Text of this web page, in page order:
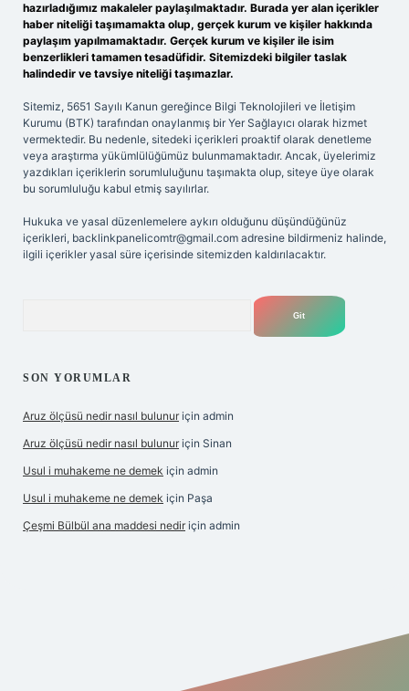
hazırladığımız makaleler paylaşılmaktadır. Burada yer alan içerikler
haber niteliği taşımamakta olup, gerçek kurum ve kişiler hakkında
paylaşım yapılmamaktadır. Gerçek kurum ve kişiler ile isim
benzerlikleri tamamen tesadüfidir. Sitemizdeki bilgiler taslak
halindedir ve tavsiye niteliği taşımazlar.
Sitemiz, 5651 Sayılı Kanun gereğince Bilgi Teknolojileri ve İletişim
Kurumu (BTK) tarafından onaylanmış bir Yer Sağlayıcı olarak hizmet
vermektedir. Bu nedenle, sitedeki içerikleri proaktif olarak denetleme
veya araştırma yükümlülüğümüz bulunmamaktadır. Ancak, üyelerimiz
yazdıkları içeriklerin sorumluluğunu taşımakta olup, siteye üye olarak
bu sorumluluğu kabul etmiş sayılırlar.
Hukuka ve yasal düzenlemelere aykırı olduğunu düşündüğünüz
içerikleri, backlinkpanelicomtr@gmail.com adresine bildirmeniz halinde,
ilgili içerikler yasal süre içerisinde sitemizden kaldırılacaktır.
SON YORUMLAR
Aruz ölçüsü nedir nasıl bulunur için admin
Aruz ölçüsü nedir nasıl bulunur için Sinan
Usul i muhakeme ne demek için admin
Usul i muhakeme ne demek için Paşa
Çeşmi Bülbül ana maddesi nedir için admin